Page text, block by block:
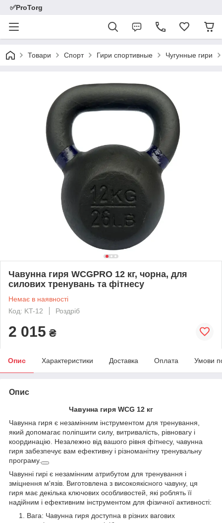
✅ProTorg
Товари Спорт Гири спортивные Чугунные гири
Чавунна гиря WCGPRO 12 кг, чорна, для
силових тренувань та фітнесу
Немає в наявності
Код: KT-12
Роздріб
2 015 ₴
Опис Характеристики Доставка Оплата Умови
Опис
Чавунна гиря WCG 12 кг
Чавунна гиря є незамінним інструментом для тренування,
який допомагає поліпшити силу, витривалість, рівновагу і
координацію. Незалежно від вашого рівня фітнесу, чавунна
гиря забезпечує вам ефективну і різноманітну тренувальну
програму.
Чавунні гирі є незамінним атрибутом для тренування і
зміцнення м'язів. Виготовлена з високоякісного чавуну, ця
гиря має декілька ключових особливостей, які роблять її
надійним і ефективним інструментом для фізичної активності:
Вага: Чавунна гиря доступна в різних вагових